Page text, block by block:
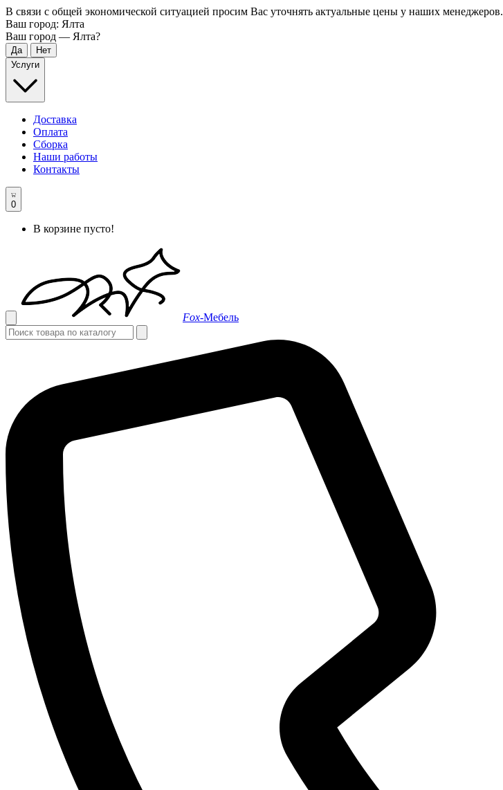
В связи с общей экономической ситуацией просим Вас уточнять актуальные цены у наших менеджеров.
Ваш город: Ялта
Ваш город — Ялта?
Услуги
Доставка
Оплата
Сборка
Наши работы
Контакты
0
В корзине пусто!
Fox-Мебель